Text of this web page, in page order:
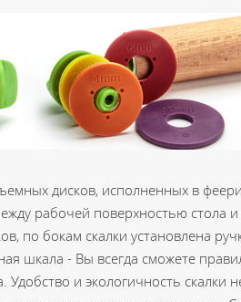
дисков, исполненных в
рабочей поверхностью стола и
по бокам скалки установлена
шкала - Вы всегда сможете
Удобство и экологичность скалки